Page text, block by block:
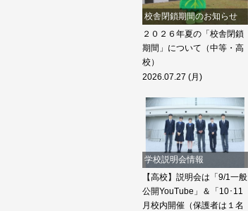
校舎閉鎖期間のお知らせ
２０２６年夏の「校舎閉鎖
期間」について（中等・高
校）
2026.07.27 (月)
学校説明会情報
【高校】説明会は「9/1一般
公開YouTube」＆「10･11
月校内開催（保護者は１名